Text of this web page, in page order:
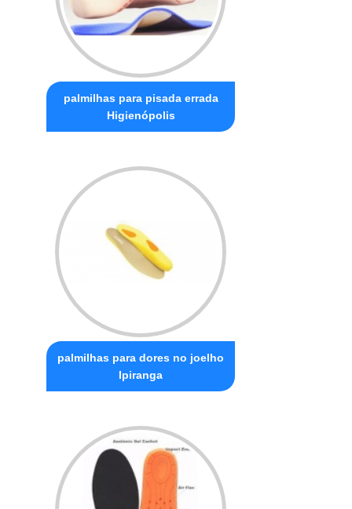
palmilhas para pisada errada
Higienópolis
palmilhas para dores no joelho
Ipiranga